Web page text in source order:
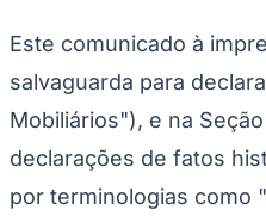
Sul-Americana
Copa América
Champions League
Premier League
La Liga
Bundesliga
Mundial 2026
Times - Ir direto
Este comunicado à
salvaguarda para
Mobiliários"), e na
declarações de fatos
por terminologias como